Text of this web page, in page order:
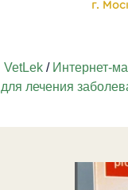
г.
VetLek/ Интернет-
для лечения